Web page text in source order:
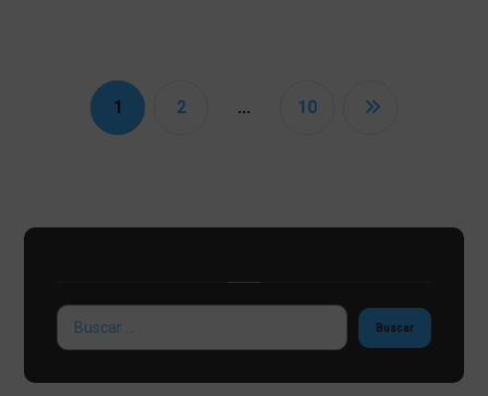
1 2 … 10